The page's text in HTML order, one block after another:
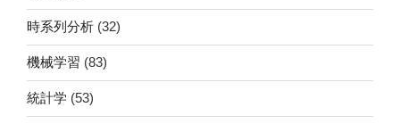
時系列分析 (32)
機械学習 (83)
統計学 (53)